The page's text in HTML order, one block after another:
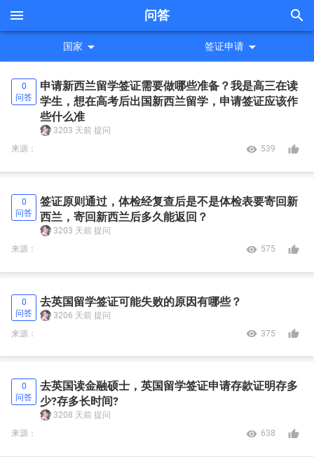
 问答 
国家  签证申请 
0
问答
申请新西兰留学签证需要做哪些准备？我是高三在读
学生，想在高考后出国新西兰留学，申请签证应该作
些什么准
3203 天前 提问
来源：
 539 
0
问答
签证原则通过，体检经复查后是不是体检表要寄回新
西兰，寄回新西兰后多久能返回？
3203 天前 提问
来源：
 575 
0
问答
去英国留学签证可能失败的原因有哪些？
3206 天前 提问
来源：
 375 
0
问答
去英国读金融硕士，英国留学签证申请存款证明存多
少?存多长时间?
3208 天前 提问
来源：
 638 